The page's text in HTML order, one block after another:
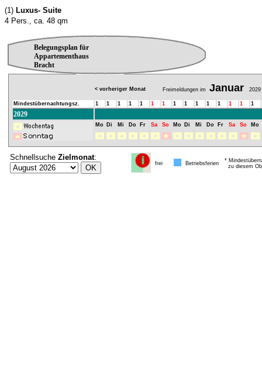
(1) Luxus- Suite
4 Pers., ca. 48 qm
Belegungsplan für
Appartementhaus
Bracht
< vorheriger Monat Freimeldungen im Januar 2029
Mindestübernachtungsz. 1 1 1 1 1 1 1 1 1 1 1 1 1 1 1
2029
Mo Di Mi Do Fr Sa So Mo Di Mi Do Fr Sa So Mo
Schnellsuche Zielmonat:
frei Betriebsferien
*
zu diesem